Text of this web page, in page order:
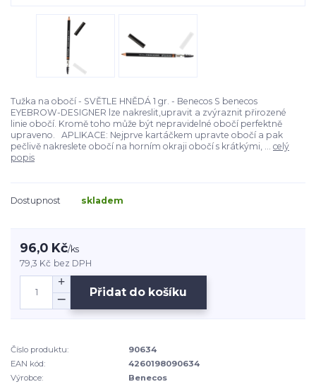
Tužka na obočí - SVĚTLE HNĚDÁ 1 gr. - Benecos S benecos
EYEBROW-DESIGNER lze nakreslit,upravit a zvýraznit přirozené
linie obočí. Kromě toho může být nepravidelné obočí perfektně
upraveno. APLIKACE: Nejprve kartáčkem upravte obočí a pak
pečlivě nakreslete obočí na horním okraji obočí s krátkými, ... celý
popis
Dostupnost skladem
96,0 Kč/ks
79,3 Kč bez DPH
Přidat do košíku
Číslo produktu:
90634
EAN kód:
4260198090634
Výrobce:
Benecos